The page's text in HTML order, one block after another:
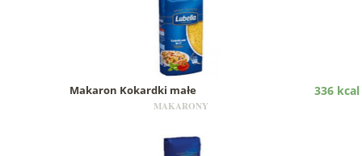
Makaron Kokardki małe 336 kcal
MAKARONY